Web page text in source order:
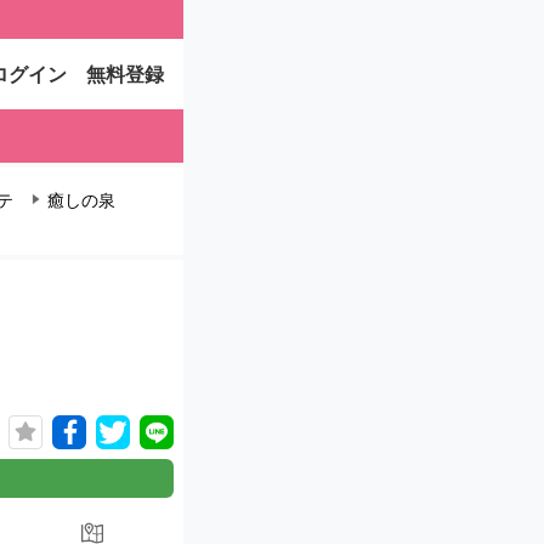
グイン 無料登録
癒しの泉